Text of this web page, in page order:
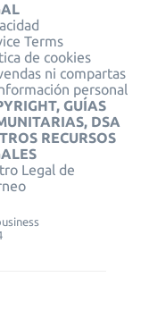
Terms
de cookies
ni compartas
personal
GUÍAS
DSA
RECURSOS
Legal de